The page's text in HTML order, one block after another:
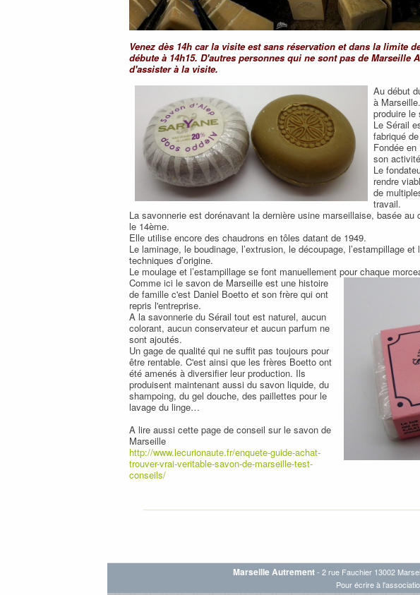
Venez dès 14h car la visite est sans réservation et dans la limite
débute à 14h15. D'autres personnes qui ne sont pas de Marseille
d'assister à la visite.
Au début
à
produire le
Le Sérail
fabriqué
Fondée
son
Le
rendre
de
travail.
La savonnerie est dorénavant la dernière usine marseillaise, basée
le 14ème.
Elle utilise encore des chaudrons en tôles datant de 1949.
Le laminage, le boudinage, l’extrusion, le découpage, l’estampillage
techniques d’origine.
Le moulage et l’estampillage se font manuellement pour chaque
Comme ici le savon de Marseille est une histoire
de famille c'est Daniel Boetto et son frère qui ont
repris l'entreprise.
A la savonnerie du Sérail tout est naturel, aucun
colorant, aucun conservateur et aucun parfum ne
sont ajoutés.
Un gage de qualité qui ne suffit pas toujours pour
être rentable. C'est ainsi que les frères Boetto ont
été amenés à diversifier leur production. Ils
produisent maintenant aussi du savon liquide, du
shampoing, du gel douche, des paillettes pour le
lavage du linge…
A lire aussi cette page de conseil sur le savon de
Marseille
http://www.lecurionaute.fr/enquete-guide-achat-
trouver-vrai-veritable-savon-de-marseille-test-
conseils/
Marseille Autrement- 2 rue Fauchier 13002
Pour écrire à